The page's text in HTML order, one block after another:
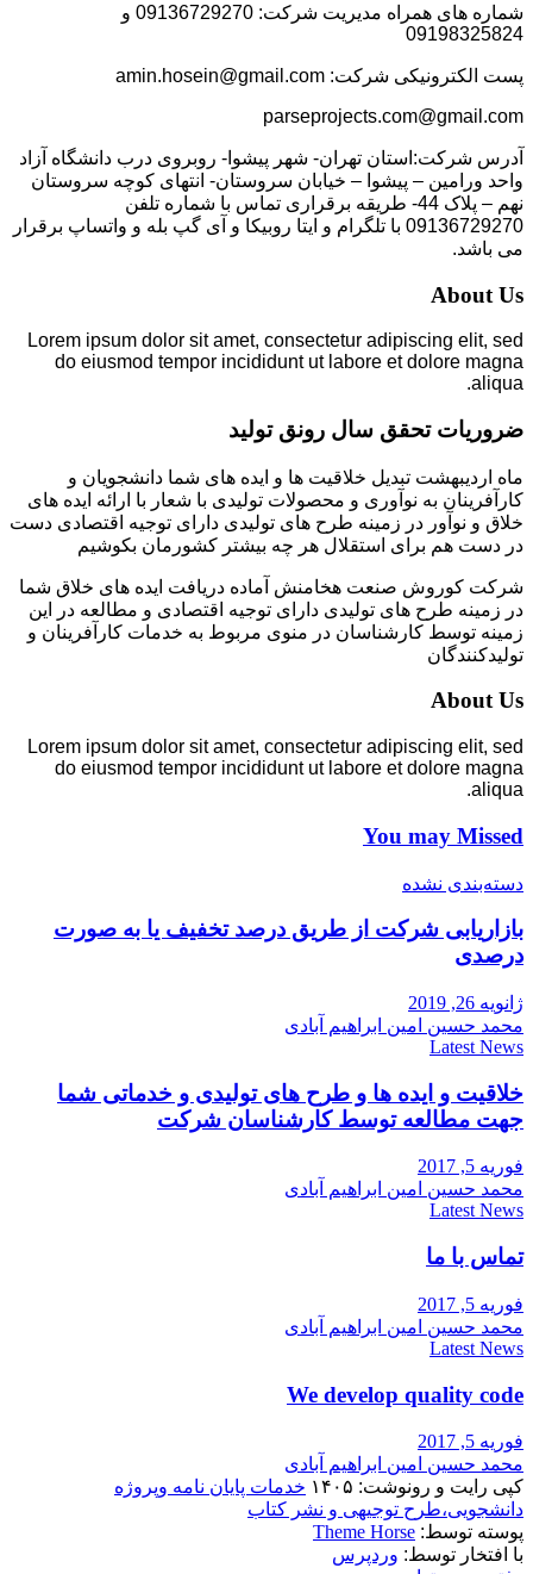
شماره های همراه مدیریت شرکت: 09136729270 و
09198325824
پست الکترونیکی شرکت: amin.hosein@gmail.com
parseprojects.com@gmail.com
آدرس شرکت:استان تهران- شهر پیشوا- روبروی درب دانشگاه آزاد
واحد ورامین – پیشوا – خیابان سروستان- انتهای کوچه سروستان
نهم – پلاک 44- طریقه برقراری تماس با شماره تلفن
09136729270 با تلگرام و ایتا روبیکا و آی گپ بله و واتساپ برقرار
می باشد.
About Us
Lorem ipsum dolor sit amet, consectetur adipiscing elit, sed
do eiusmod tempor incididunt ut labore et dolore magna
aliqua.
ضروریات تحقق سال رونق تولید
ماه اردیبهشت تبدیل خلاقیت ها و ایده های شما دانشجویان و
کارآفرینان به نوآوری و محصولات تولیدی با شعار با ارائه ایده های
خلاق و نوآور در زمینه طرح های تولیدی دارای توجیه اقتصادی دست
در دست هم برای استقلال هر چه بیشتر کشورمان بکوشیم
شرکت کوروش صنعت هخامنش آماده دریافت ایده های خلاق شما
در زمینه طرح های تولیدی دارای توجیه اقتصادی و مطالعه در این
زمینه توسط کارشناسان در منوی مربوط به خدمات کارآفرینان و
تولیدکنندگان
About Us
Lorem ipsum dolor sit amet, consectetur adipiscing elit, sed
do eiusmod tempor incididunt ut labore et dolore magna
aliqua.
You may Missed
دسته‌بندی نشده
بازاریابی شرکت از طریق درصد تخفیف یا به صورت
درصدی
ژانویه 26, 2019
محمد حسین امین ابراهیم آبادی
Latest News
خلاقیت و ایده ها و طرح های تولیدی و خدماتی شما
جهت مطالعه توسط کارشناسان شرکت
فوریه 5, 2017
محمد حسین امین ابراهیم آبادی
Latest News
تماس با ما
فوریه 5, 2017
محمد حسین امین ابراهیم آبادی
Latest News
We develop quality code
فوریه 5, 2017
محمد حسین امین ابراهیم آبادی
کپی رایت و رونوشت: ۱۴۰۵
خدمات پایان نامه وپروژه
دانشجویی،طرح توجیهی و نشر کتاب
پوسته توسط: Theme Horse
با افتخار توسط: وردپرس